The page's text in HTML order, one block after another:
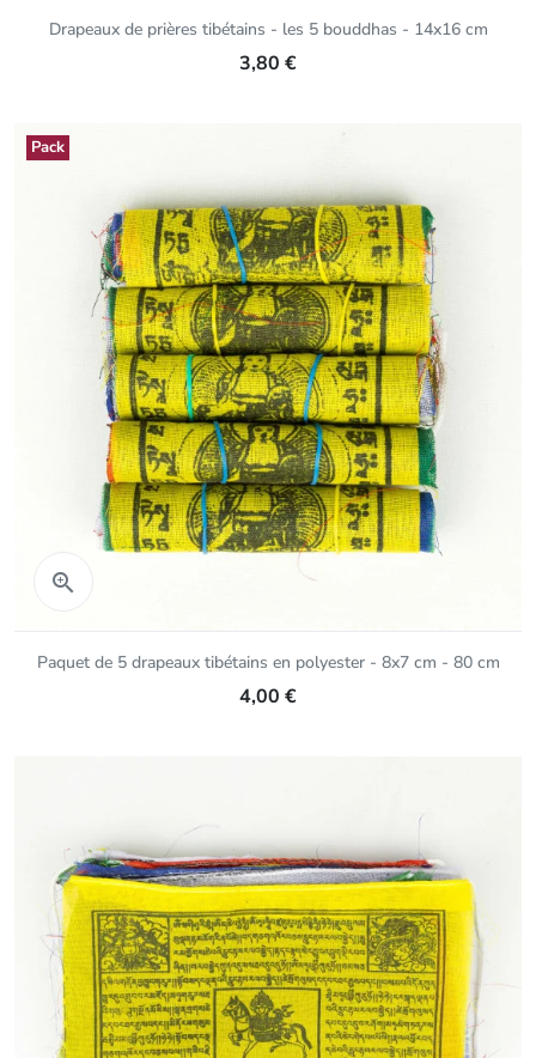
Drapeaux de prières tibétains - les 5 bouddhas - 14x16 cm
3,80 €

Paquet de 5 drapeaux tibétains en polyester - 8x7 cm - 80 cm
4,00 €
Pack